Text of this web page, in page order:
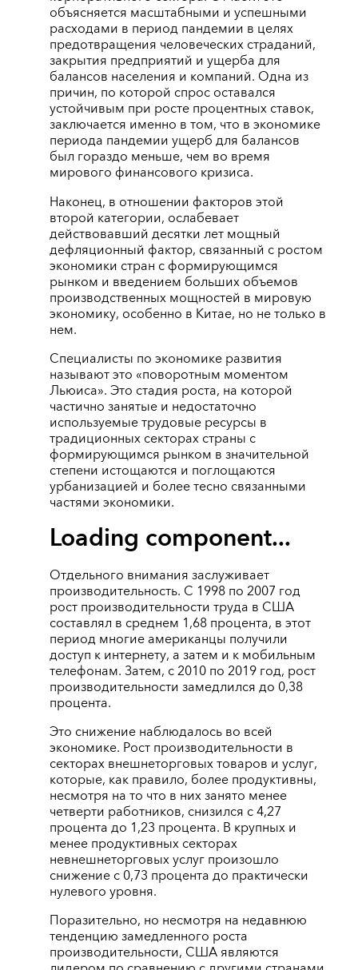
объясняется масштабными и успешными
расходами в период пандемии в целях
предотвращения человеческих страданий,
закрытия предприятий и ущерба для
балансов населения и компаний. Одна из
причин, по которой спрос оставался
устойчивым при росте процентных ставок,
заключается именно в том, что в экономике
периода пандемии ущерб для балансов
был гораздо меньше, чем во время
мирового финансового кризиса.
Наконец, в отношении факторов этой
второй категории, ослабевает
действовавший десятки лет мощный
дефляционный фактор, связанный с ростом
экономики стран с формирующимся
рынком и введением больших объемов
производственных мощностей в мировую
экономику, особенно в Китае, но не только в
нем.
Специалисты по экономике развития
называют это «поворотным моментом
Льюиса». Это стадия роста, на которой
частично занятые и недостаточно
используемые трудовые ресурсы в
традиционных секторах страны с
формирующимся рынком в значительной
степени истощаются и поглощаются
урбанизацией и более тесно связанными
частями экономики.
Loading component...
Отдельного внимания заслуживает
производительность. С 1998 по 2007 год
рост производительности труда в США
составлял в среднем 1,68 процента, в этот
период многие американцы получили
доступ к интернету, а затем и к мобильным
телефонам. Затем, с 2010 по 2019 год, рост
производительности замедлился до 0,38
процента.
Это снижение наблюдалось во всей
экономике. Рост производительности в
секторах внешнеторговых товаров и услуг,
которые, как правило, более продуктивны,
несмотря на то что в них занято менее
четверти работников, снизился с 4,27
процента до 1,23 процента. В крупных и
менее продуктивных секторах
невнешнеторговых услуг произошло
снижение с 0,73 процента до практически
нулевого уровня.
Поразительно, но несмотря на недавнюю
тенденцию замедленного роста
производительности, США являются